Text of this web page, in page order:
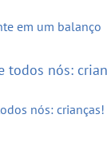
todos nós:
nós: